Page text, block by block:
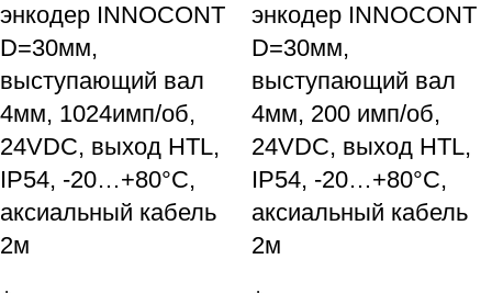
энкодер INNOCONT
D=30мм,
выступающий вал
4мм, 1024имп/об,
24VDC, выход HTL,
IP54, -20…+80°C,
аксиальный кабель
2м
энкодер INNOCONT
D=30мм,
выступающий вал
4мм, 200 имп/об,
24VDC, выход HTL,
IP54, -20…+80°C,
аксиальный кабель
2м